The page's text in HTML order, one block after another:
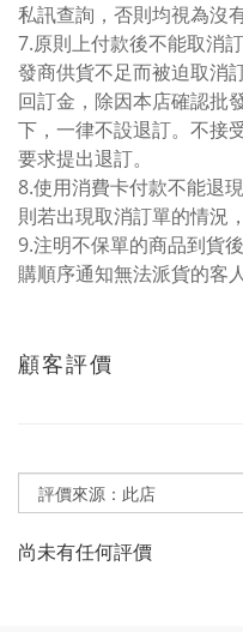
私訊查詢，否則均視為沒
7.原則上付款後不能取消
發商供貨不足而被迫取消
回訂金，除因本店確認批
下，一律不設退訂。不接
要求提出退訂。
8.使用消費卡付款不能退
則若出現取消訂單的情況
9.注明不保單的商品到貨
購順序通知無法派貨的客
顧客評價
尚未有任何評價